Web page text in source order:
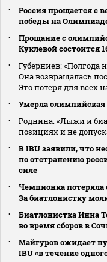
Россия прощается с
победы на
Прощание с
Куклевой состоится
Губерниев: «Полгода
Она возвращалась
Это потеря для всех
Умерла олимпийская
Роднина: «Лыжи и
позициях и не
В IBU заявили, что
по отстранению
силе
Чемпионка потеряла
За биатлонистку
Биатлонистка Инна
во время сборов в
Майгуров ожидает
IBU «в течение